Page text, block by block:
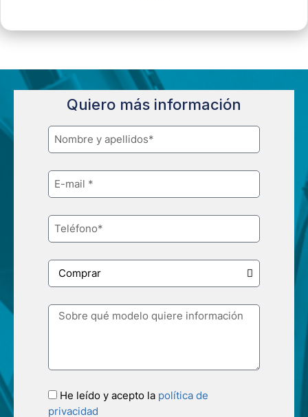
Quiero más información
He leído y acepto la política de
privacidad